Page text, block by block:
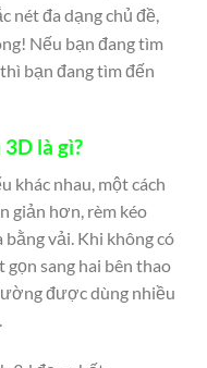
nét đa dạng chủ đề,
Nếu bạn đang tìm
bạn đang tìm đến
là gì?
khác nhau, một cách
giản hơn, rèm kéo
vải. Khi không có
gọn sang hai bên thao
được dùng nhiều